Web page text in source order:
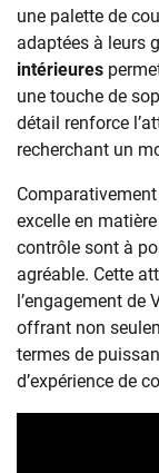
une palette de
adaptées à leurs
intérieures
une touche de
détail renforce
recherchant un
excelle en
contrôle sont à
agréable. Cette
l’engagement de
offrant non
termes de
d’expérience de